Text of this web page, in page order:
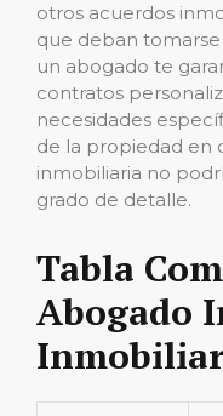
otros acuerdos
que deban tomarse
un abogado te
contratos
necesidades
de la propiedad en
inmobiliaria no
grado de detalle.
Tabla
Abogado